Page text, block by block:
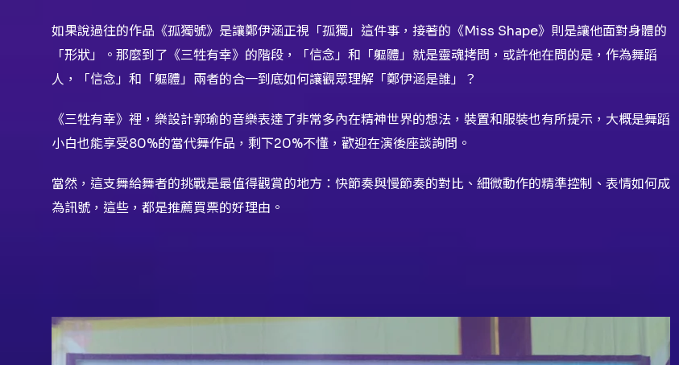
如果說過往的作品《孤獨號》是讓鄭伊涵正視「孤獨」這件事，接著的《Miss Shape》則是讓他面對身體的
「形狀」。那麼到了《三牲有幸》的階段，「信念」和「軀體」就是靈魂拷問，或許他在問的是，作為舞蹈
人，「信念」和「軀體」兩者的合一到底如何讓觀眾理解「鄭伊涵是誰」？
《三牲有幸》裡，樂設計郭瑜的音樂表達了非常多內在精神世界的想法，裝置和服裝也有所提示，大概是舞蹈
小白也能享受80%的當代舞作品，剩下20%不懂，歡迎在演後座談詢問。
當然，這支舞給舞者的挑戰是最值得觀賞的地方：快節奏與慢節奏的對比、細微動作的精準控制、表情如何成
為訊號，這些，都是推薦買票的好理由。